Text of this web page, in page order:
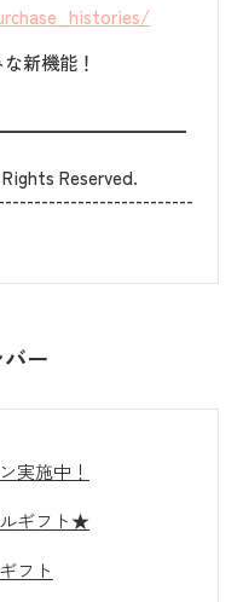
新機能！
Reserved.
ー
実施中！
ギフト★
フト